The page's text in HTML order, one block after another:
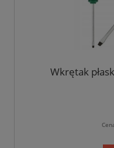
Wkrętak